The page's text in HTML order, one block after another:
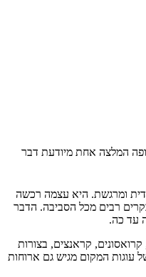
המלצה אחת מיודעת דבר
ומרגשת. היא עצמה רכשה
רבים מכל הסביבה. הדבר
עד כה.
קרואסונים, קראנצים, בצורות
עוגות המקום מגיש גם ארוחות